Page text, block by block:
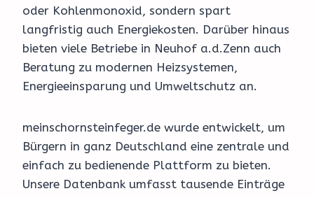
oder Kohlenmonoxid, sondern spart
langfristig auch Energiekosten. Darüber hinaus
bieten viele Betriebe in Neuhof a.d.Zenn auch
Beratung zu modernen Heizsystemen,
Energieeinsparung und Umweltschutz an.
meinschornsteinfeger.de wurde entwickelt, um
Bürgern in ganz Deutschland eine zentrale und
einfach zu bedienende Plattform zu bieten.
Unsere Datenbank umfasst tausende Einträge